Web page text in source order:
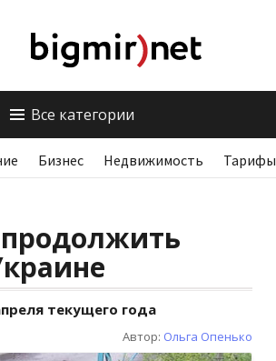
Все категории
Бизнес Недвижимость Тарифы
текущего года
Автор: Ольга Опенько